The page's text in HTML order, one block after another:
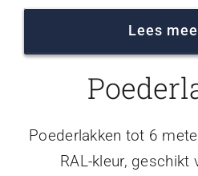
Lees
Poederlakken tot 6
RAL-kleur, geschikt